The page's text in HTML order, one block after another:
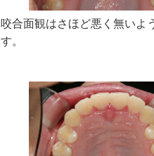
咬合面観はさほど悪く無いよ
す。